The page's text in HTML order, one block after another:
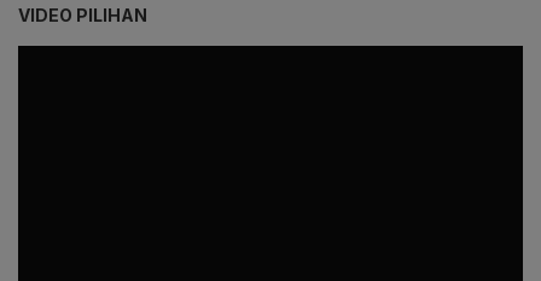
VIDEO PILIHAN